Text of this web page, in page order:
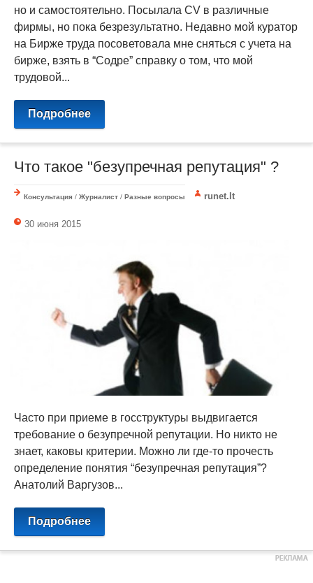
но и самостоятельно. Посылала СV в различные
фирмы, но пока безрезультатно. Недавно мой куратор
на Бирже труда посоветовала мне сняться с учета на
бирже, взять в “Содре” справку о том, что мой
трудовой...
Подробнее
Что такое "безупречная репутация" ?
Консультация / Журналист / Разные вопросы runet.lt
30 июня 2015
Часто при приеме в госструктуры выдвигается
требование о безупречной репутации. Но никто не
знает, каковы критерии. Можно ли где-то прочесть
определение понятия “безупречная репутация”?
Анатолий Варгузов...
Подробнее